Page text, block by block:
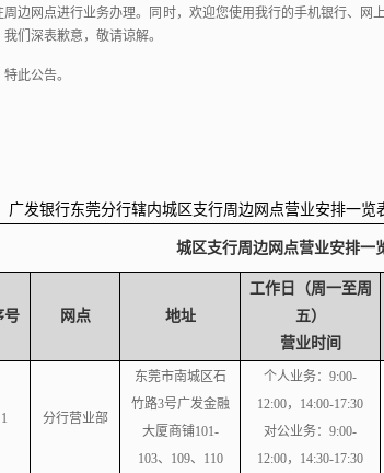
周边网点进行业务办理。
同时， 欢迎您使用我行的手机银行、 网
我们深表歉意， 敬请谅解。
特此公告。
广发银行东莞分行辖内城区支行周边网点营业安排一览
城区支行周边网点营业安排一
号 网点 地址
工作日（周一至周
五）
营业时间
1 分行营业部
东莞市南城区石
竹路3号广发金融
大厦商铺101-
103、109、110
个人业务： 9:00-
12:00，14:00-17:30
对公业务： 9:00-
12:00，14:30-17:30